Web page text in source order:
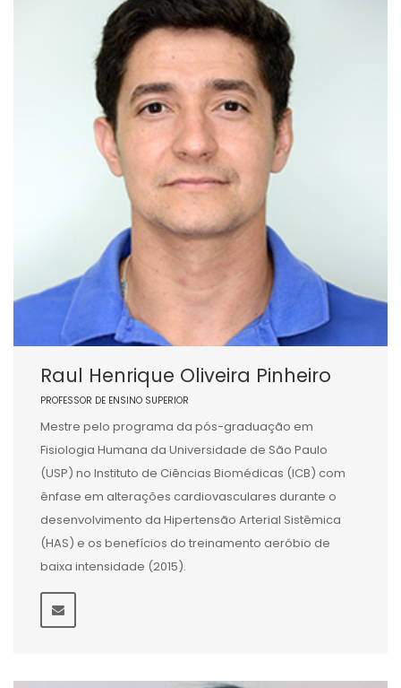
Raul Henrique Oliveira Pinheiro
PROFESSOR DE ENSINO SUPERIOR
Mestre pelo programa da pós-graduação em
Fisiologia Humana da Universidade de São Paulo
(USP) no Instituto de Ciências Biomédicas (ICB) com
ênfase em alterações cardiovasculares durante o
desenvolvimento da Hipertensão Arterial Sistêmica
(HAS) e os benefícios do treinamento aeróbio de
baixa intensidade (2015).